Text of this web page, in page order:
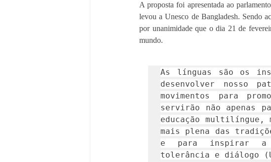
A proposta foi apresentada ao
levou a Unesco de Bangladesh. Sendo
por unanimidade que o dia 21 de
mundo.
As línguas são os
desenvolver nosso
movimentos para
servirão não apenas
educação multilíngue,
mais plena das
e para inspirar a
tolerância e diálogo